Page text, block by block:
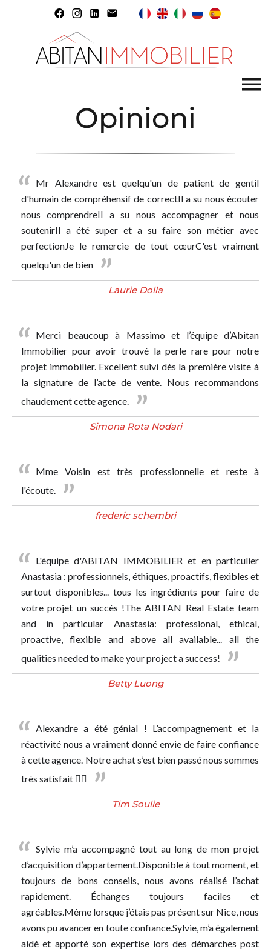
Opinioni
Mr Alexandre est quelqu'un de patient de gentil
d'humain de compréhensif de correctIl a su nous écouter
nous comprendreIl a su nous accompagner et nous
soutenirIl a été super et a su faire son métier avec
perfectionJe le remercie de tout cœurC'est vraiment
quelqu'un de bien
Laurie Dolla
Merci beaucoup à Massimo et l’équipe d’Abitan
Immobilier pour avoir trouvé la perle rare pour notre
projet immobilier. Excellent suivi dès la première visite à
la signature de l’acte de vente. Nous recommandons
chaudement cette agence.
Simona Rota Nodari
Mme Voisin est très professionnelle et reste à
l'écoute.
frederic schembri
L'équipe d'ABITAN IMMOBILIER et en particulier
Anastasia : professionnels, éthiques, proactifs, flexibles et
surtout disponibles... tous les ingrédients pour faire de
votre projet un succès !The ABITAN Real Estate team
and in particular Anastasia: professional, ethical,
proactive, flexible and above all available... all the
qualities needed to make your project a success!
Betty Luong
Alexandre a été génial ! L’accompagnement et la
réactivité nous a vraiment donné envie de faire confiance
à cette agence. Notre achat s’est bien passé nous sommes
très satisfait 👍🏼
Tim Soulie
Sylvie m’a accompagné tout au long de mon projet
d’acquisition d’appartement.Disponible à tout moment, et
toujours de bons conseils, nous avons réalisé l’achat
rapidement. Échanges toujours faciles et
agréables.Même lorsque j’étais pas présent sur Nice, nous
avons pu avancer en toute confiance.Sylvie, m’a également
aidé et apporté son expertise lors des démarches post